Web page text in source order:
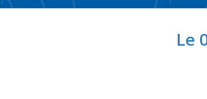
Le